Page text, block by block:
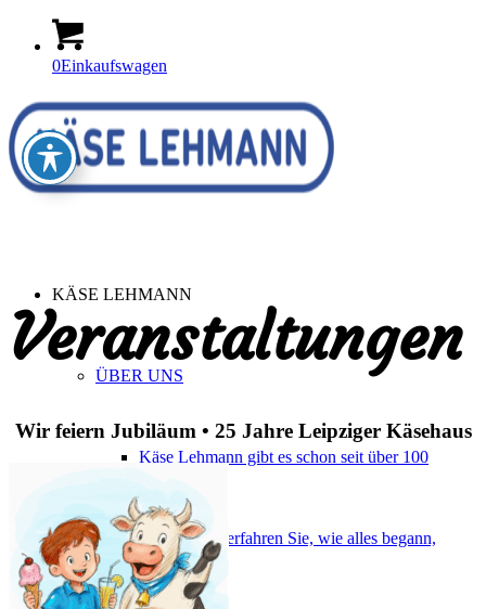
0Einkaufswagen
KÄSE LEHMANN
ÜBER UNS
Käse Lehmann gibt es schon seit über 100
Jahren. Hier erfahren Sie, wie alles begann,
Veranstaltungen
Wir feiern Jubiläum • 25 JahreLeipziger Käsehaus